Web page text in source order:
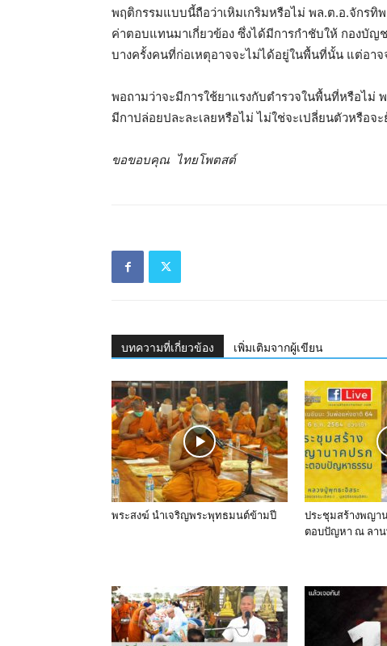
พฤติกรรมแบบนี้ถือว่าเหิมเกริมหรือไม่ พล.ต.อ.จักรทิ
ค่าตอบแทนมาเกี่ยวข้อง ซึ่งได้มีการกำชับให้ กองบัญ
บางครั้งคนที่ก่อเหตุอาจจะไม่ได้อยู่ในพื้นที่นั้น แต่อา
พอถามว่าจะมีการใช้ยาแรงกับตำรวจในพื้นที่หรือไม่
มีกาปล่อยปละละเลยหรือไม่ ไม่ใช่จะเปลี่ยนตัวหรือจะ
ขอขอบคุณ ไทยโพตสต์
บทความที่เกี่ยวข้อง เพิ่มเติมจากผู้เขียน
พระสงฆ์ นำเจริญ​พระ​พุทธมนต์​ข้ามปี
ประชุมสร้างพญา
ตอบปัญหา ณ ลา